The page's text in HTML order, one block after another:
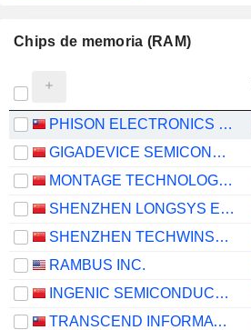
Chips de memoria (RAM)
PHISON ELECTRONICS CORP.
GIGADEVICE SEMICONDUCTOR INC.
MONTAGE TECHNOLOGY CO., LTD.
SHENZHEN LONGSYS ELECTRONICS CO., LTD.
SHENZHEN TECHWINSEMI TECHNOLOGY CO., LTD.
RAMBUS INC.
INGENIC SEMICONDUCTOR CO.,LTD.
TRANSCEND INFORMATION, INC.